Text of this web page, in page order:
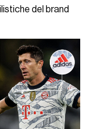
del brand